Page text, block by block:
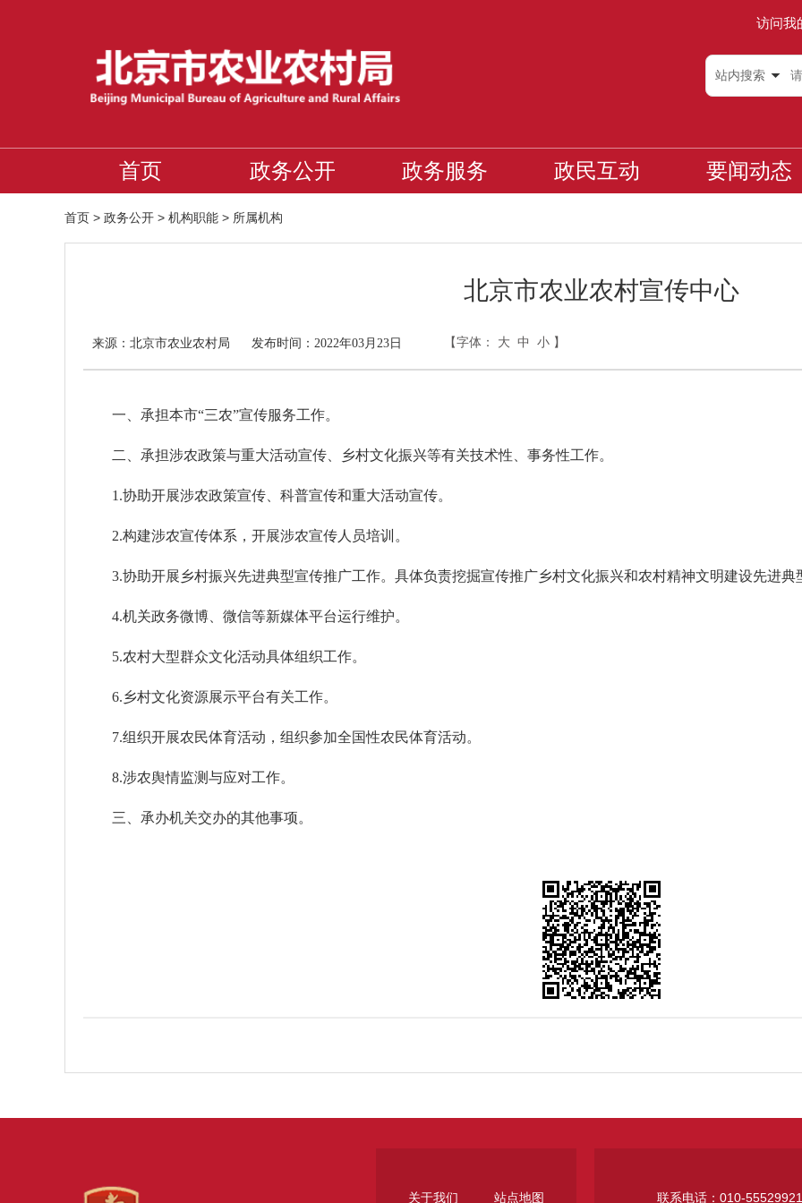
访问我
站内搜索
首页 政务公开 政务服务 政民互动 要闻动态
首页 > 政务公开 > 机构职能 > 所属机构
北京市农业农村宣传中心
来源： 北京市农业农村局 发布时间：2022年03月23日 【字体： 大 中 小 】
一、承担本市“三农”宣传服务工作。
二、承担涉农政策与重大活动宣传、乡村文化振兴等有关技术性、事务性工作。
1.协助开展涉农政策宣传、科普宣传和重大活动宣传。
2.构建涉农宣传体系，开展涉农宣传人员培训。
3.协助开展乡村振兴先进典型宣传推广工作。具体负责挖掘宣传推广乡村文化振兴和农村精神文明建设先进典
4.机关政务微博、微信等新媒体平台运行维护。
5.农村大型群众文化活动具体组织工作。
6.乡村文化资源展示平台有关工作。
7.组织开展农民体育活动，组织参加全国性农民体育活动。
8.涉农舆情监测与应对工作。
三、承办机关交办的其他事项。
关于我们 站点地图 联系电话：010-55529921